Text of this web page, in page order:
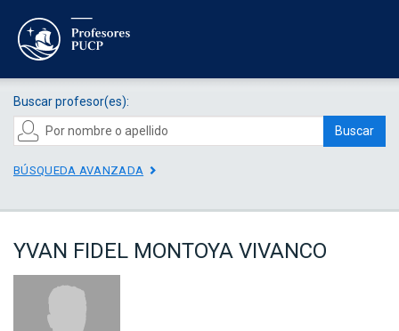
Buscar profesor(es):
Buscar
BÚSQUEDA AVANZADA
YVAN FIDEL MONTOYA VIVANCO